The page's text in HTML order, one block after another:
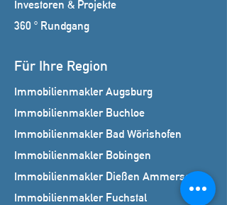
Investoren & Projekte
360 ° Rundgang
Für Ihre Region
Immobilienmakler Augsburg
Immobilienmakler Buchloe
Immobilienmakler Bad Wörishofen
Immobilienmakler Bobingen
Immobilienmakler Dießen Ammersee
Immobilienmakler Fuchstal